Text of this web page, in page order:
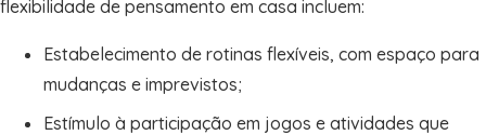
flexibilidade de pensamento em casa incluem:
Estabelecimento de rotinas flexíveis, com espaço para
mudanças e imprevistos;
Estímulo à participação em jogos e atividades que